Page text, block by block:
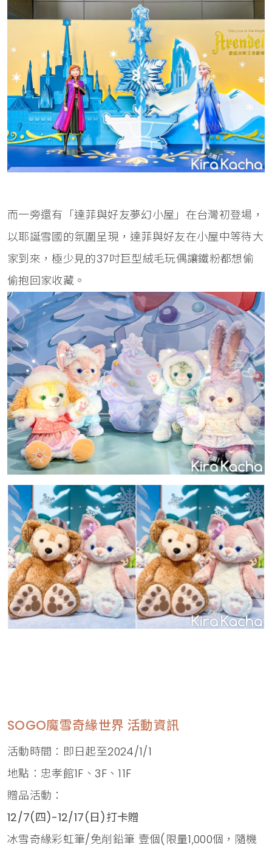
而一旁還有「達菲與好友夢幻小屋」在台灣初登場，
以耶誕雪國的氛圍呈現，達菲與好友在小屋中等待大
家到來，極少見的37吋巨型絨毛玩偶讓鐵粉都想偷
偷抱回家收藏。
SOGO魔雪奇緣世界 活動資訊
活動時間：即日起至2024/1/1
地點：忠孝館1F、3F、11F
贈品活動：
12/7(四)-12/17(日)打卡贈
冰雪奇緣彩虹筆/免削鉛筆 壹個(限量1,000個，隨機